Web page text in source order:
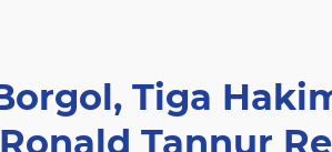
Tiga
Tannur